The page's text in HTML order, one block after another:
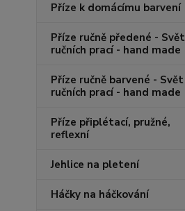
Příze k domácímu barvení
Příze ručně předené - Svět
ručních prací - hand made
Příze ručně barvené - Svět
ručních prací - hand made
Příze připlétací, pružné,
reflexní
Jehlice na pletení
Háčky na háčkování